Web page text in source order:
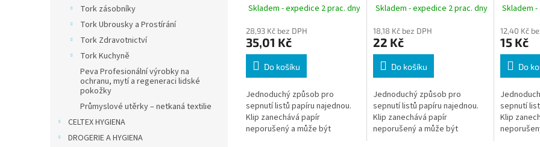
Tork zásobníky
Tork Ubrousky a Prostírání
Tork Zdravotnictví
Tork Kuchyně
Peva Profesionální výrobky na
ochranu, mytí a regeneraci lidské
pokožky
Průmyslové utěrky – netkaná textilie
CELTEX HYGIENA
DROGERIE A HYGIENA
Skladem - expedice 2 prac. dny
28,93 Kč bez DPH
35,01 Kč
Do košíku
Jednoduchý způsob pro
sepnutí listů papíru najednou.
Klip zanechává papír
neporušený a může být
Skladem - expedice 2 prac. dny
18,18 Kč bez DPH
22 Kč
Do košíku
Jednoduchý způsob pro
sepnutí listů papíru najednou.
Klip zanechává papír
neporušený a může být
Skladem
12,40 Kč
15 Kč
Do
sepnutí
Klip